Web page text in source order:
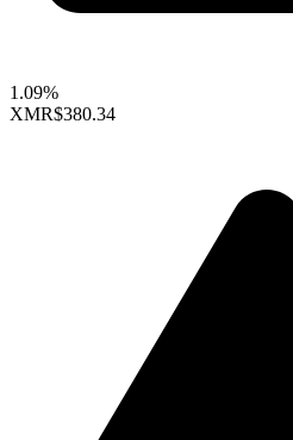
1.09%
XMR$380.34